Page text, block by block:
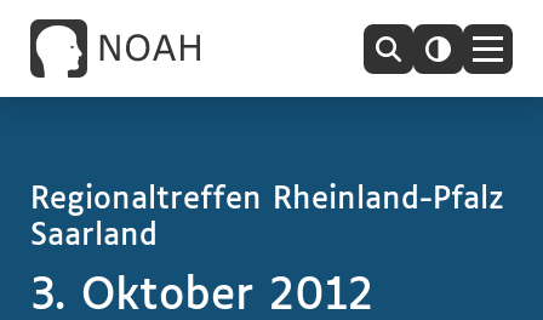
Regionaltreffen Rheinland-Pfalz
Saarland
3. Oktober 2012